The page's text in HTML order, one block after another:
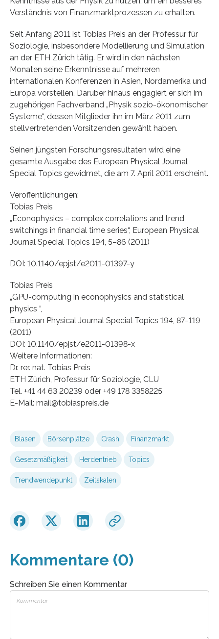
Verständnis von Finanzmarktprozessen zu erhalten.
Seit Anfang 2011 ist Tobias Preis an der Professur für
Soziologie, insbesondere Modellierung und Simulation
an der ETH Zürich tätig. Er wird in den nächsten
Monaten seine Erkenntnisse auf mehreren
internationalen Konferenzen in Asien, Nordamerika und
Europa vorstellen. Darüber hinaus engagiert er sich im
zugehörigen Fachverband „Physik sozio-ökonomischer
Systeme“, dessen Mitglieder ihn im März 2011 zum
stellvertretenden Vorsitzenden gewählt haben.
Seinen jüngsten Forschungsresultaten wird eine
gesamte Ausgabe des European Physical Journal
Special Topics gewidmet, die am 7. April 2011 erscheint.
Veröffentlichungen:
Tobias Preis
„Econophysics – complex correlations and trend
switchings in financial time series“, European Physical
Journal Special Topics 194, 5–86 (2011)
DOI: 10.1140/epjst/e2011-01397-y
Tobias Preis
„GPU-computing in econophysics and statistical
physics “,
European Physical Journal Special Topics 194, 87–119
(2011)
DOI: 10.1140/epjst/e2011-01398-x
Weitere Informationen:
Dr. rer. nat. Tobias Preis
ETH Zürich, Professur für Soziologie, CLU
Tel. +41 44 63 20239 oder +49 178 3358225
E-Mail: mail@tobiaspreis.de
Blasen Börsenplätze Crash Finanzmarkt
Gesetzmäßigkeit Herdentrieb Topics
Trendwendepunkt Zeitskalen
Kommentare (0)
Schreiben Sie einen Kommentar